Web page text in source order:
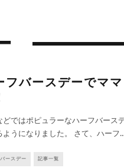
フバースデーでマ
どではポピュラーなハーフバース
ようになりました。 さて、ハーフ
ースデー 記事一覧